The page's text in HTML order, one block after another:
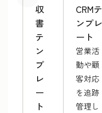
収
書
テ
ン
プ
レ
ー
ト
CRMテ
ンプレ
ート
営業活
動や顧
客対応
を追跡
管理し